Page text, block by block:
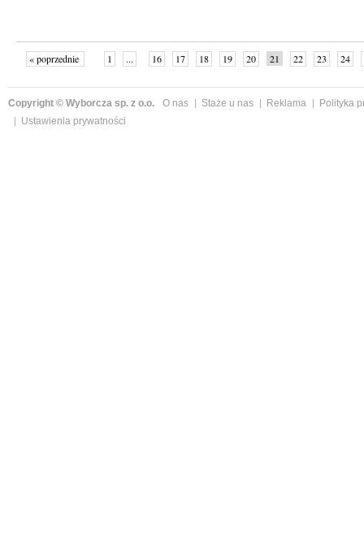
« poprzednie 1 ... 16 17 18 19 20 21 22 23 24
Copyright © Wyborcza sp. z o.o. O nas Staże u nas Reklama
Polityka
Ustawienia prywatności